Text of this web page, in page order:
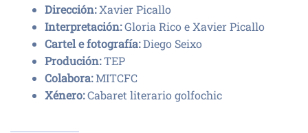
Dirección:Xavier Picallo
Interpretación:Gloria Rico e Xavier Picallo
Cartel e fotografía:Diego Seixo
Produción:TEP
Colabora:MITCFC
Xénero:Cabaret literario golfochic